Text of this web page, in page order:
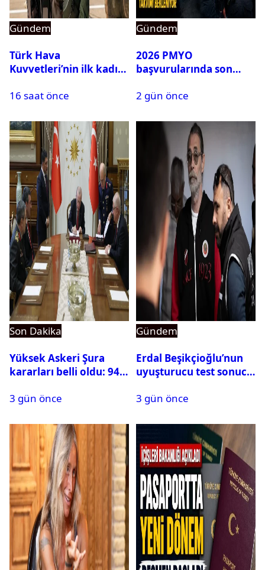
Gündem
Türk Hava
Kuvvetleri’nin ilk kadın
Karapınar hakkında
ortaya çıktı
16 saat önce
Gündem
2026 PMYO
başvurularında son
2 gün önce
Son Dakika
Yüksek Askeri Şura
kararları belli oldu: 94
3 gün önce
Gündem
Erdal Beşikçioğlu’nun
uyuşturucu test sonucu
3 gün önce